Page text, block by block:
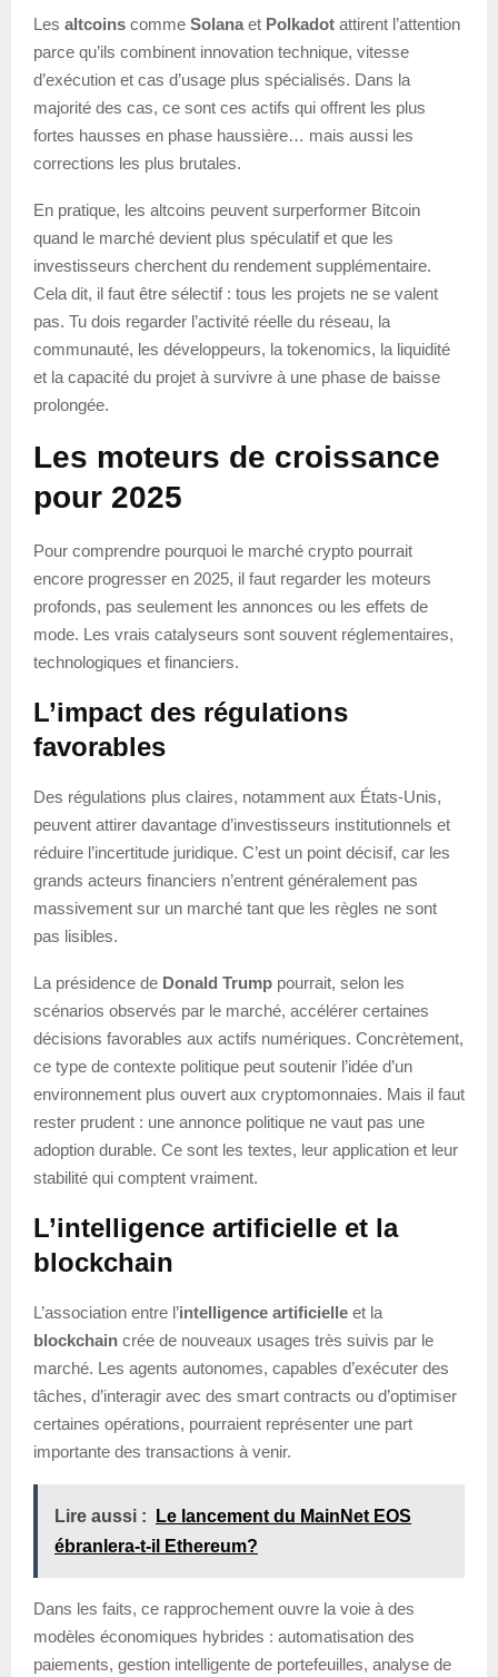
Les altcoins comme Solana et Polkadot attirent l’attention
parce qu’ils combinent innovation technique, vitesse
d’exécution et cas d’usage plus spécialisés. Dans la
majorité des cas, ce sont ces actifs qui offrent les plus
fortes hausses en phase haussière… mais aussi les
corrections les plus brutales.
En pratique, les altcoins peuvent surperformer Bitcoin
quand le marché devient plus spéculatif et que les
investisseurs cherchent du rendement supplémentaire.
Cela dit, il faut être sélectif : tous les projets ne se valent
pas. Tu dois regarder l’activité réelle du réseau, la
communauté, les développeurs, la tokenomics, la liquidité
et la capacité du projet à survivre à une phase de baisse
prolongée.
Les moteurs de croissance
pour 2025
Pour comprendre pourquoi le marché crypto pourrait
encore progresser en 2025, il faut regarder les moteurs
profonds, pas seulement les annonces ou les effets de
mode. Les vrais catalyseurs sont souvent réglementaires,
technologiques et financiers.
L’impact des régulations
favorables
Des régulations plus claires, notamment aux États-Unis,
peuvent attirer davantage d’investisseurs institutionnels et
réduire l’incertitude juridique. C’est un point décisif, car les
grands acteurs financiers n’entrent généralement pas
massivement sur un marché tant que les règles ne sont
pas lisibles.
La présidence de Donald Trump pourrait, selon les
scénarios observés par le marché, accélérer certaines
décisions favorables aux actifs numériques. Concrètement,
ce type de contexte politique peut soutenir l’idée d’un
environnement plus ouvert aux cryptomonnaies. Mais il faut
rester prudent : une annonce politique ne vaut pas une
adoption durable. Ce sont les textes, leur application et leur
stabilité qui comptent vraiment.
L’intelligence artificielle et la
blockchain
L’association entre l’intelligence artificielle et la
blockchain crée de nouveaux usages très suivis par le
marché. Les agents autonomes, capables d’exécuter des
tâches, d’interagir avec des smart contracts ou d’optimiser
certaines opérations, pourraient représenter une part
importante des transactions à venir.
Lire aussi :
Le lancement du MainNet EOS
ébranlera-t-il Ethereum?
Dans les faits, ce rapprochement ouvre la voie à des
modèles économiques hybrides : automatisation des
paiements, gestion intelligente de portefeuilles, analyse de